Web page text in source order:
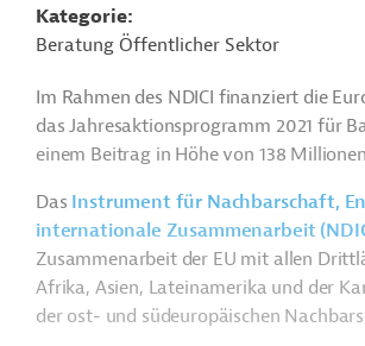
Kategorie
Beratung Öffentlicher Sektor
Im Rahmen des NDICI finanziert die
das Jahresaktionsprogramm 2021 für
einem Beitrag in Höhe von 138
Das Instrument für Nachbarschaft,
internationale Zusammenarbeit
Zusammenarbeit der EU mit allen
Afrika, Asien, Lateinamerika und der
der ost- und südeuropäischen